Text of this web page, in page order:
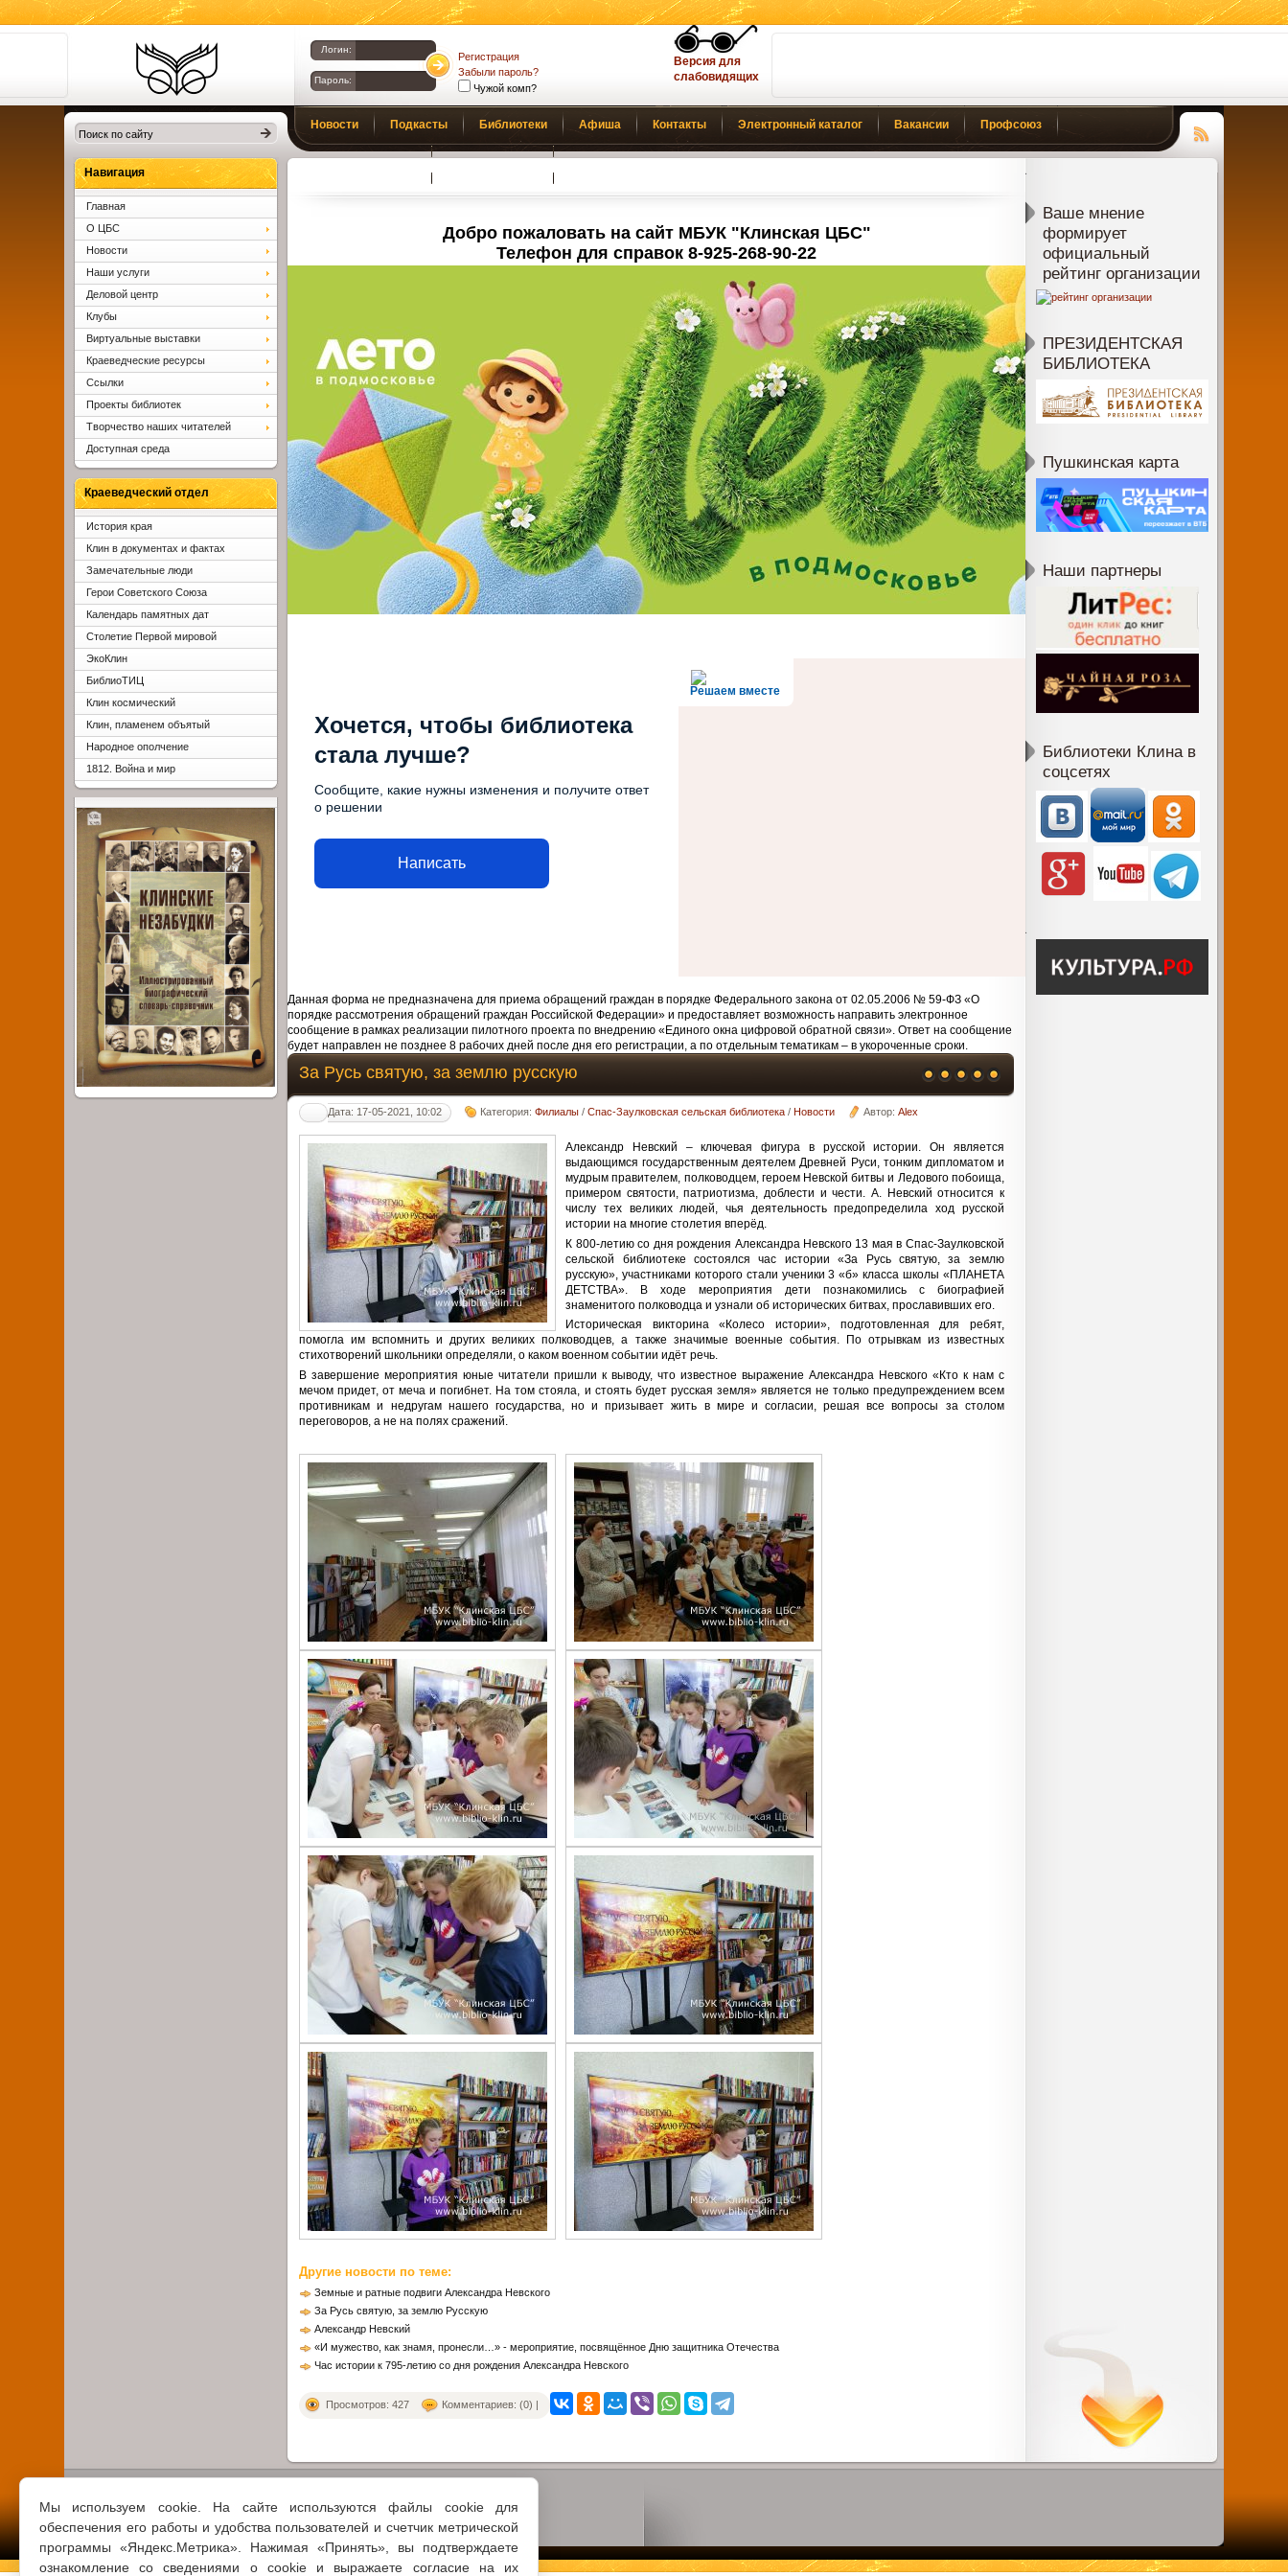
Мы используем cookie. На сайте используются файлы cookie для
обеспечения его работы и удобства пользователей и счетчик метрической
программы «Яндекс.Метрика». Нажимая «Принять», вы подтверждаете
ознакомление со сведениями о cookie и выражаете согласие на их
Библиотеки
Клина. Клинская
ЦБС.
Логин:
Пароль:
Регистрация
Забыли пароль?
Чужой комп?
Версия для
слабовидящих
Новости Подкасты Библиотеки Афиша Контакты Электронный каталог Вакансии Профсоюз
Чтение
Добро пожаловать на сайт МБУК "Клинская ЦБС"
Телефон для справок 8-925-268-90-22
Решаем вместе
Хочется, чтобы библиотека
стала лучше?
Сообщите, какие нужны изменения и получите ответ
о решении
Написать
Данная форма не предназначена для приема обращений граждан в порядке Федерального закона от 02.05.2006 № 59-ФЗ «О
порядке рассмотрения обращений граждан Российской Федерации» и предоставляет возможность направить электронное
сообщение в рамках реализации пилотного проекта по внедрению «Единого окна цифровой обратной связи». Ответ на сообщение
будет направлен не позднее 8 рабочих дней после дня его регистрации, а по отдельным тематикам – в укороченные сроки.
За Русь святую, за землю русскую
Дата: 17-05-2021, 10:02 Категория:Филиалы /Спас-Заулковская сельская библиотека /Новости Автор:Alex
Александр Невский – ключевая фигура в русской истории. Он является
выдающимся государственным деятелем Древней Руси, тонким дипломатом и
мудрым правителем, полководцем, героем Невской битвы и Ледового побоища,
примером святости, патриотизма, доблести и чести. А. Невский относится к
числу тех великих людей, чья деятельность предопределила ход русской
истории на многие столетия вперёд.
К 800-летию со дня рождения Александра Невского 13 мая в Спас-Заулковской
сельской библиотеке состоялся час истории «За Русь святую, за землю
русскую», участниками которого стали ученики 3 «б» класса школы «ПЛАНЕТА
ДЕТСТВА». В ходе мероприятия дети познакомились с биографией
знаменитого полководца и узнали об исторических битвах, прославивших его.
Историческая викторина «Колесо истории», подготовленная для ребят,
помогла им вспомнить и других великих полководцев, а также значимые военные события. По отрывкам из известных
стихотворений школьники определяли, о каком военном событии идёт речь.
В завершение мероприятия юные читатели пришли к выводу, что известное выражение Александра Невского «Кто к нам с
мечом придет, от меча и погибнет. На том стояла, и стоять будет русская земля» является не только предупреждением всем
противникам и недругам нашего государства, но и призывает жить в мире и согласии, решая все вопросы за столом
переговоров, а не на полях сражений.
Другие новости по теме:
Земные и ратные подвиги Александра Невского
За Русь святую, за землю Русскую
Александр Невский
«И мужество, как знамя, пронесли…» - мероприятие, посвящённое Дню защитника Отечества
Час истории к 795-летию со дня рождения Александра Невского
Просмотров: 427 Комментариев: (0) |
Ваше мнение
формирует
официальный
рейтинг организации
ПРЕЗИДЕНТСКАЯ
БИБЛИОТЕКА
Пушкинская карта
Наши партнеры
Библиотеки Клина в
соцсетях
Навигация
Главная
О ЦБС
Новости
Наши услуги
Деловой центр
Клубы
Виртуальные выставки
Краеведческие ресурсы
Ссылки
Проекты библиотек
Творчество наших читателей
Доступная среда
Краеведческий отдел
История края
Клин в документах и фактах
Замечательные люди
Герои Советского Союза
Календарь памятных дат
Столетие Первой мировой
ЭкоКлин
БиблиоТИЦ
Клин космический
Клин, пламенем объятый
Народное ополчение
1812. Война и мир